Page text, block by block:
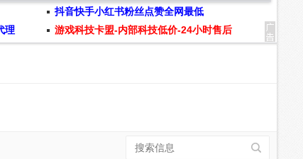
抖音快手小红书粉丝点赞全网最低
理 游戏科技卡盟-内部科技低价-24小时售后